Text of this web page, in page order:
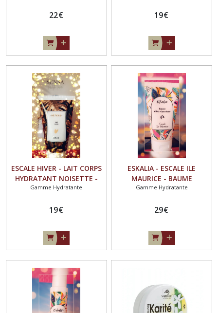
22€ 19€
ESCALE HIVER - LAIT CORPS
HYDRATANT NOISETTE -
VANILLE - CANNELLE 150 ML
Gamme Hydratante
19€
ESKALIA - ESCALE ILE
MAURICE - BAUME
REPARATEUR - NOIX COCO -
Gamme Hydratante
29€